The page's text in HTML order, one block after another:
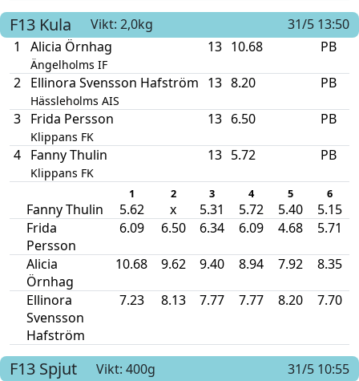
F13 Kula Vikt: 2,0kg
31/5 13:50
1
Alicia Örnhag
Ängelholms IF
13 10.68 PB
2 Ellinora Svensson Hafström
Hässleholms AIS
13 8.20 PB
3 Frida Persson
Klippans FK
13 6.50 PB
4 Fanny Thulin
Klippans FK
13 5.72 PB
1 2 3 4 5 6
Fanny Thulin 5.62 x 5.31 5.72 5.40
5.15
Frida
Persson
6.09 6.50 6.34 6.09 4.68 5.71
Alicia
Örnhag
10.68 9.62 9.40 8.94 7.92 8.35
Ellinora
Svensson
Hafström
7.23 8.13 7.77 7.77 8.20 7.70
F13 Spjut Vikt: 400g
31/5 10:55